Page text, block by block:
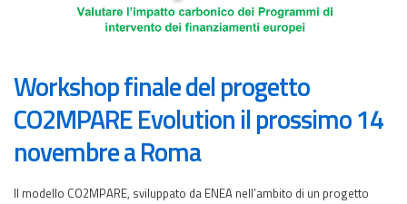
Workshop finale del progetto
CO2MPARE Evolution il prossimo 14
novembre a Roma
Il modello CO2MPARE, sviluppato da ENEA nell’ambito di un progetto